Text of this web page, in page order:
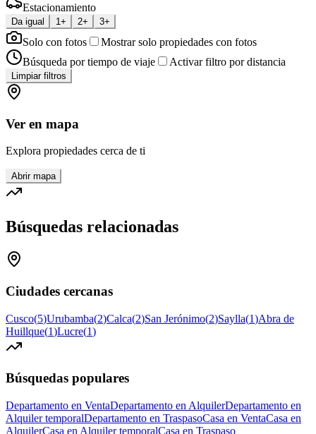
Estacionamiento
Da igual 1+ 2+ 3+
Solo con fotos
Mostrar solo propiedades con fotos
Búsqueda por tiempo de viaje
Activar filtro por distancia
Limpiar filtros
Ver en mapa
Explora propiedades cerca de ti
Abrir mapa
Búsquedas relacionadas
Ciudades cercanas
Cusco(5)Urubamba(2)Calca(2)San Jerónimo(2)Saylla(1)Abra de
Huillque(1)Lucre(1)
Búsquedas populares
Departamento en VentaDepartamento en AlquilerDepartamento en
Alquiler temporalDepartamento en TraspasoCasa en VentaCasa en
AlquilerCasa en Alquiler temporalCasa en Traspaso